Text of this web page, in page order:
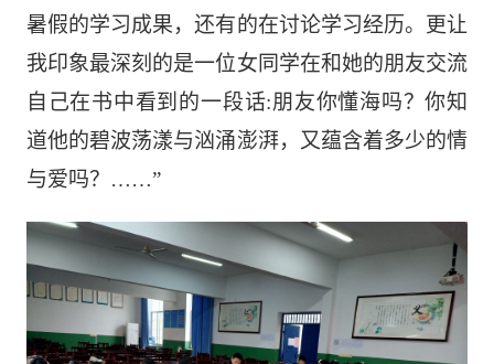
暑假的学习成果，还有的在讨论学习经历。更让
我印象最深刻的是一位女同学在和她的朋友交流
自己在书中看到的一段话:朋友你懂海吗？你知
道他的碧波荡漾与汹涌澎湃，又蕴含着多少的情
与爱吗？……”